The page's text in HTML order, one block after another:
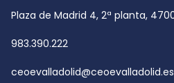
Plaza de Madrid 4, 2ª planta,
983.390.222
ceoevalladolid@ceoevalladolid.es